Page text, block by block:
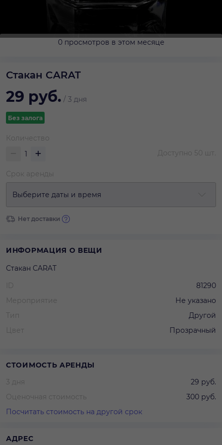
0 просмотров в этом месяце
Стакан CARAT
29 руб. / 3 дня
Без залога
Количество
Доступно 50 шт.
Срок аренды
Выберите даты и время
Нет доставки
ИНФОРМАЦИЯ О ВЕЩИ
Стакан CARAT
ID
81290
Мероприятие
Не указано
Тип
Другой
Цвет
Прозрачный
СТОИМОСТЬ АРЕНДЫ
3 дня
29 руб.
Оценочная стоимость
300 руб.
Посчитать стоимость на другой срок
АДРЕС